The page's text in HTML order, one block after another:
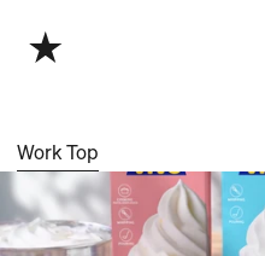
Work Top